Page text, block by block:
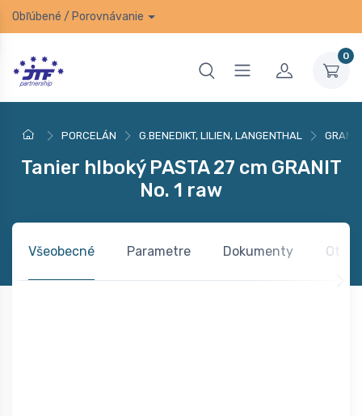
Obľúbené / Porovnávanie
0
PORCELÁN G.BENEDIKT, LILIEN, LANGENTHAL GRANIT
Tanier hlboký PASTA 27 cm GRANIT
No. 1 raw
Všeobecné Parametre Dokumenty